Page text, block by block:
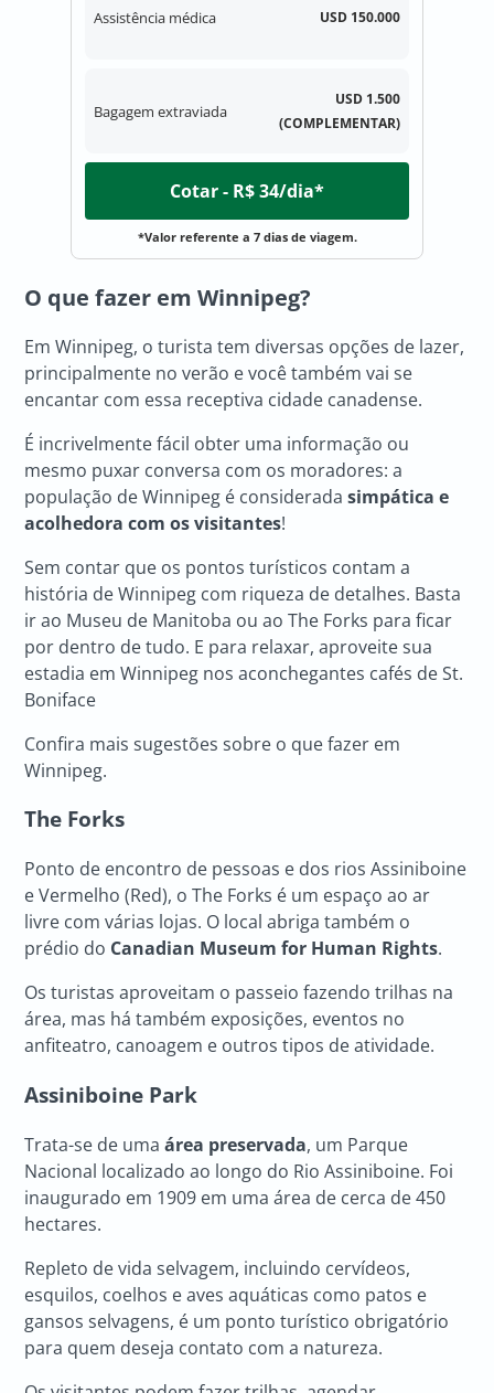
Assistência médica USD 150.000
Bagagem extraviada
USD 1.500
(COMPLEMENTAR)
Cotar - R$ 34/dia*
*Valor referente a 7 dias de viagem.
O que fazer em Winnipeg?
Em Winnipeg, o turista tem diversas opções de lazer,
principalmente no verão e você também vai se
encantar com essa receptiva cidade canadense.
É incrivelmente fácil obter uma informação ou
mesmo puxar conversa com os moradores: a
população de Winnipeg é considerada simpática e
acolhedora com os visitantes!
Sem contar que os pontos turísticos contam a
história de Winnipeg com riqueza de detalhes. Basta
ir ao Museu de Manitoba ou ao The Forks para ficar
por dentro de tudo. E para relaxar, aproveite sua
estadia em Winnipeg nos aconchegantes cafés de St.
Boniface
Confira mais sugestões sobre o que fazer em
Winnipeg.
The Forks
Ponto de encontro de pessoas e dos rios Assiniboine
e Vermelho (Red), o The Forks é um espaço ao ar
livre com várias lojas. O local abriga também o
prédio do Canadian Museum for Human Rights.
Os turistas aproveitam o passeio fazendo trilhas na
área, mas há também exposições, eventos no
anfiteatro, canoagem e outros tipos de atividade.
Assiniboine Park
Trata-se de umaárea preservada, um Parque
Nacional localizado ao longo do Rio Assiniboine. Foi
inaugurado em 1909 em uma área de cerca de 450
hectares.
Repleto de vida selvagem, incluindo cervídeos,
esquilos, coelhos e aves aquáticas como patos e
gansos selvagens, é um ponto turístico obrigatório
para quem deseja contato com a natureza.